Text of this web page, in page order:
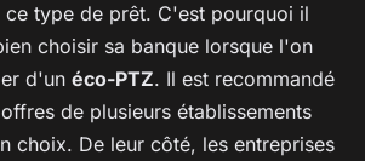
type de prêt. C'est pourquoi il
choisir sa banque lorsque l'on
d'un éco-PTZ. Il est recommandé
de plusieurs établissements
choix. De leur côté, les entreprises